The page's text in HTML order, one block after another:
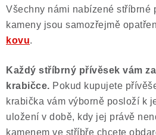
Všechny námi nabízené stříbrné
kameny jsou samozřejmě
kovu.
Každý stříbrný přívěsek vám
krabičce. Pokud kupujete
krabička vám výborně posloží k
uložení v době, kdy jej právě
kamenem ve stříbře chcete